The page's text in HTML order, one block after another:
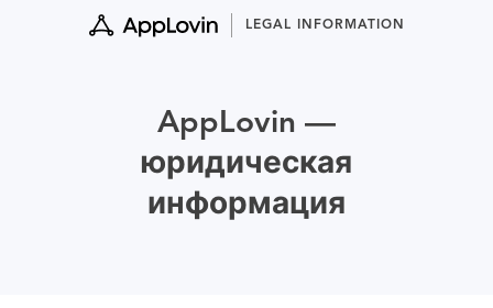
LEGAL INFORMATION
AppLovin —
юридическая
информация